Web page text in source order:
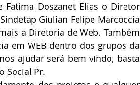
Fatima Doszanet Elias o Diretor
Giulian Felipe Marcoccia
a Diretoria de Web. Também
em WEB dentro dos grupos da
ajudar será bem vindo, basta
Social Pr.